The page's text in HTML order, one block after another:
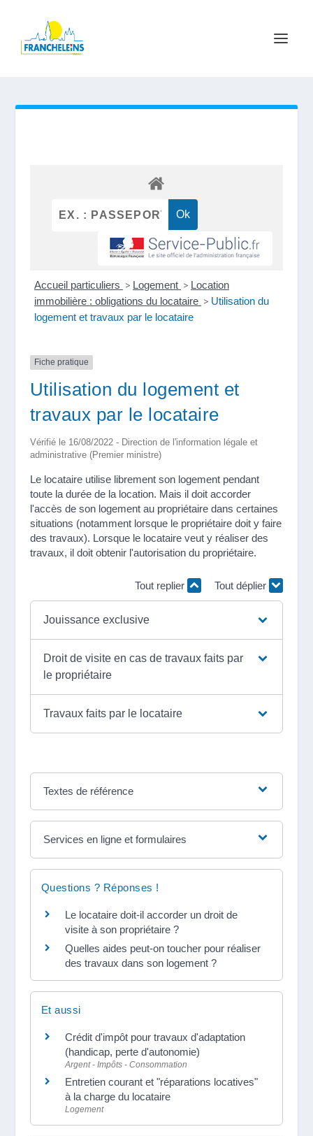
Accueil particuliers > Logement > Location
immobilière : obligations du locataire > Utilisation du
logement et travaux par le locataire
Fiche pratique
Utilisation du logement et
travaux par le locataire
Vérifié le 16/08/2022 - Direction de l'information légale et
administrative (Premier ministre)
Le locataire utilise librement son logement pendant
toute la durée de la location. Mais il doit accorder
l'accès de son logement au propriétaire dans certaines
situations (notamment lorsque le propriétaire doit y faire
des travaux). Lorsque le locataire veut y réaliser des
travaux, il doit obtenir l'autorisation du propriétaire.
Tout replier Tout déplier
Jouissance exclusive
Droit de visite en cas de travaux faits par
le propriétaire
Travaux faits par le locataire
Textes de référence
Services en ligne et formulaires
Questions ? Réponses !
Le locataire doit-il accorder un droit de
visite à son propriétaire ?
Quelles aides peut-on toucher pour réaliser
des travaux dans son logement ?
Et aussi
Crédit d'impôt pour travaux d'adaptation
(handicap, perte d'autonomie)
Argent - Impôts - Consommation
Entretien courant et "réparations locatives"
à la charge du locataire
Logement